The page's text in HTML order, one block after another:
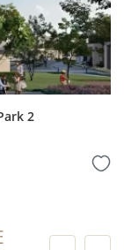
и общих
будущих
быть
нужны
2